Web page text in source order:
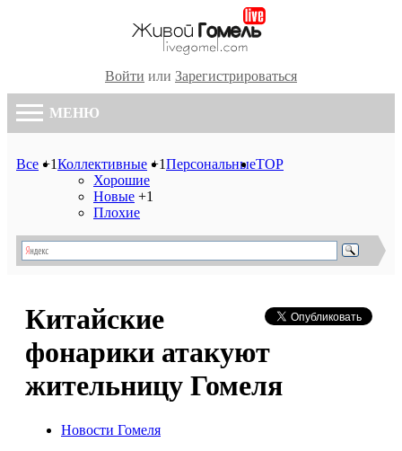
Войти или Зарегистрироваться
МЕНЮ
Все +1Коллективные +1
Хорошие
Новые +1
Плохие
ПерсональныеTOP
Китайские
фонарики атакуют
жительницу Гомеля
Новости Гомеля